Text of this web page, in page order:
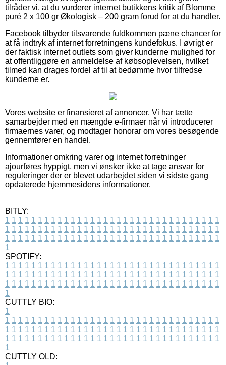
tilråder vi, at du vurderer internet butikkens kritik af Blomme
puré 2 x 100 gr Økologisk – 200 gram forud for at du handler.
Facebook tilbyder tilsvarende fuldkommen pæne chancer for
at få indtryk af internet forretningens kundefokus. I øvrigt er
der faktisk internet outlets som giver kunderne mulighed for
at offentliggøre en anmeldelse af købsoplevelsen, hvilket
tilmed kan drages fordel af til at bedømme hvor tilfredse
kunderne er.
Vores website er finansieret af annoncer. Vi har tætte
samarbejder med en mængde e-firmaer når vi introducerer
firmaernes varer, og modtager honorar om vores besøgende
gennemfører en handel.
Informationer omkring varer og internet forretninger
ajourføres hyppigt, men vi ønsker ikke at tage ansvar for
reguleringer der er blevet udarbejdet siden vi sidste gang
opdaterede hjemmesidens informationer.
BITLY:
1 1 1 1 1 1 1 1 1 1 1 1 1 1 1 1 1 1 1 1 1 1 1 1 1 1 1 1 1 1 1 1 1
1 1 1 1 1 1 1 1 1 1 1 1 1 1 1 1 1 1 1 1 1 1 1 1 1 1 1 1 1 1 1 1 1
1 1 1 1 1 1 1 1 1 1 1 1 1 1 1 1 1 1 1 1 1 1 1 1 1 1 1 1 1 1 1 1 1
1
SPOTIFY:
1 1 1 1 1 1 1 1 1 1 1 1 1 1 1 1 1 1 1 1 1 1 1 1 1 1 1 1 1 1 1 1 1
1 1 1 1 1 1 1 1 1 1 1 1 1 1 1 1 1 1 1 1 1 1 1 1 1 1 1 1 1 1 1 1 1
1 1 1 1 1 1 1 1 1 1 1 1 1 1 1 1 1 1 1 1 1 1 1 1 1 1 1 1 1 1 1 1 1
1
CUTTLY BIO:
1
1 1 1 1 1 1 1 1 1 1 1 1 1 1 1 1 1 1 1 1 1 1 1 1 1 1 1 1 1 1 1 1 1
1 1 1 1 1 1 1 1 1 1 1 1 1 1 1 1 1 1 1 1 1 1 1 1 1 1 1 1 1 1 1 1 1
1 1 1 1 1 1 1 1 1 1 1 1 1 1 1 1 1 1 1 1 1 1 1 1 1 1 1 1 1 1 1 1 1
1
CUTTLY OLD: